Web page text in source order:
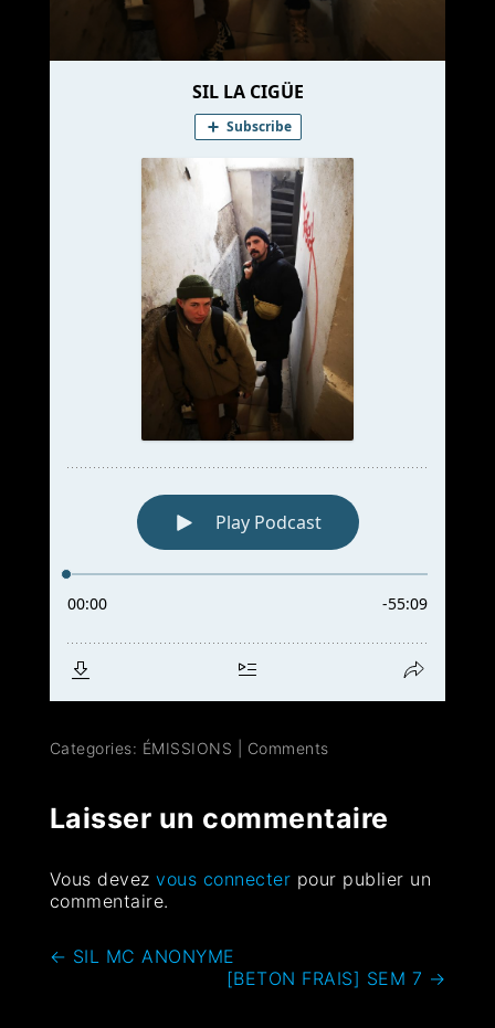
Categories: ÉMISSIONS Comments
Laisser un commentaire
Vous devezvous connecter pour publier un
commentaire.
← SIL MC ANONYME
[BETON FRAIS] SEM 7 →